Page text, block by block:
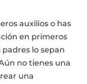
auxilios o has
en primeros
lo sepan
no tienes una
una